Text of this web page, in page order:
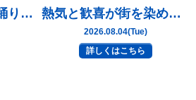
2026年 徳島・阿波踊り完全ガイド【2026年８月６日更新】｜静岡県沼津市・三島市・富士市・静岡市の外壁塗装・屋根塗装専門店 塗替え情報館 熱気と歓喜が街を染める！「高知よさこい祭り」完全ガイド＜歴史・特徴・見どころ＞【2026年８月４日更新】｜静岡県沼津市・三島市・富士市・静岡市の外壁塗装・屋根塗装専門店 塗替え情報館
2026.08.04(Tue)
詳しくはこちら